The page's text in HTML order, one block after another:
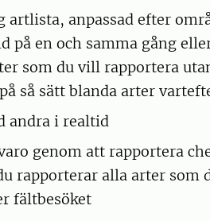
artlista, anpassad efter
på en och samma gång
som du vill rapportera
så sätt blanda arter
andra i realtid
genom att rapportera
rapporterar alla arter som
fältbesöket